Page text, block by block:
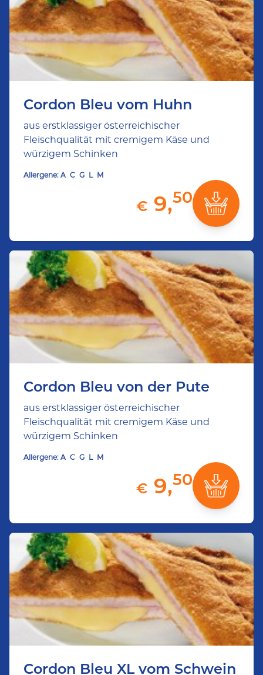
Cordon Bleu vom Huhn
aus erstklassiger österreichischer
Fleischqualität mit cremigem Käse und
würzigem Schinken
Allergene: A C G L M
€ 9,50
Cordon Bleu von der Pute
aus erstklassiger österreichischer
Fleischqualität mit cremigem Käse und
würzigem Schinken
Allergene: A C G L M
€ 9,50
Cordon Bleu XL vom Schwein